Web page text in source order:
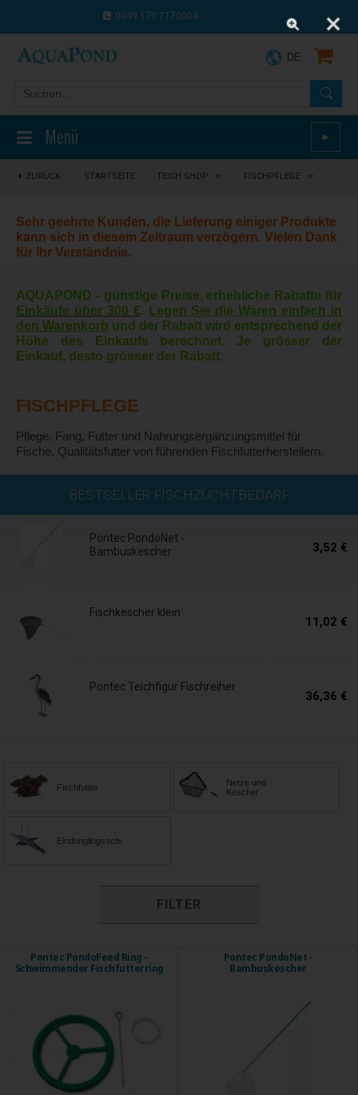
0049 170 7170004
Menü ►
DE
ZURÜCK STARTSEITE TEICH SHOP FISCHPFLEGE
Sehr geehrte Kunden, die Lieferung einiger Produkte
kann sich in diesem Zeitraum verzögern. Vielen Dank
für Ihr Verständnis.
AQUAPOND - günstige Preise, erhebliche Rabatte für
Einkäufe über 300 €. Legen Sie die Waren einfach in
den Warenkorb und der Rabatt wird entsprechend der
Höhe des Einkaufs berechnet. Je grösser der
Einkauf, desto grösser der Rabatt.
FISCHPFLEGE
Pflege, Fang, Futter und Nahrungsergänzungsmittel für
Fische. Qualitätsfutter von führenden Fischfutterherstellern.
BESTSELLER FISCHZUCHTBEDARF
Pontec PondoNet -
Bambuskescher
3,52 €
Auf Lager
Fischkescher klein
11,02 €
Pontec Teichfigur Fischreiher
36,36 €
Fischfutter
Netze und
Kescher
Eindringlingsschutz
FILTER
Pontec PondoFeed Ring -
Schwimmender Fischfutterring
Pontec PondoNet -
Bambuskescher